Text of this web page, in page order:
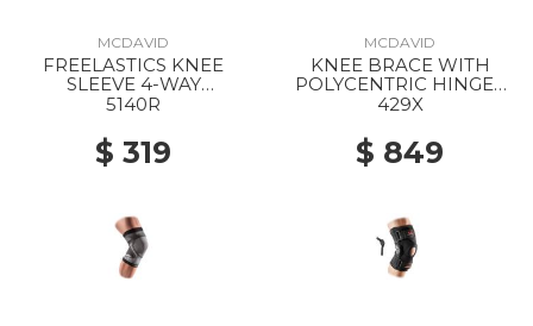
MCDAVID
FREELASTICS KNEE
SLEEVE 4-WAY
SEAMLESS ELASTIC
5140R
$ 319
MCDAVID
KNEE BRACE WITH
POLYCENTRIC HINGES
AND CROSS STRAPS
429X
$ 849